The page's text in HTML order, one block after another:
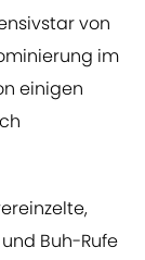
von
im
einigen
Buh-Rufe